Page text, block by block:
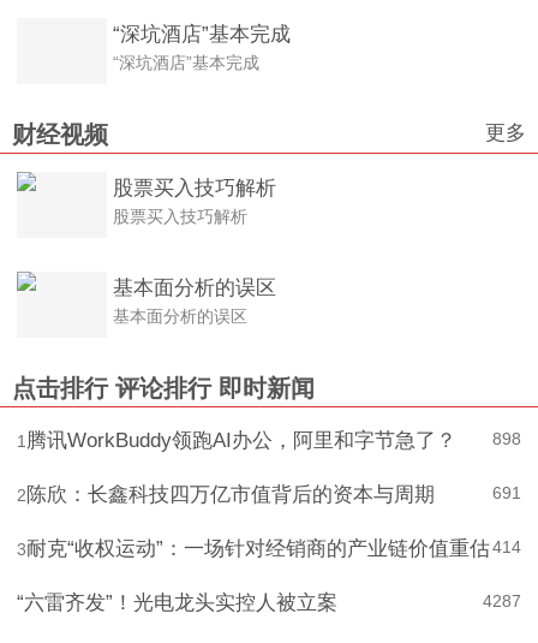
“深坑酒店”基本完成
“深坑酒店”基本完成
财经视频 更多
股票买入技巧解析
股票买入技巧解析
基本面分析的误区
基本面分析的误区
点击排行 评论排行 即时新闻
898
1 腾讯WorkBuddy领跑AI办公，阿里和字节急了？
691
2 陈欣：长鑫科技四万亿市值背后的资本与周期
414
3耐克“收权运动”：一场针对经销商的产业链价值重估
287
4
“六雷齐发”！光电龙头实控人被立案